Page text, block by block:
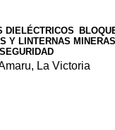
DIELÉCTRICOS
Y LINTERNAS MINERAS
La Victoria